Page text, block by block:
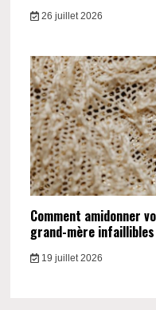
26 juillet 2026
Comment amidonner
grand-mère infaillibles
19 juillet 2026